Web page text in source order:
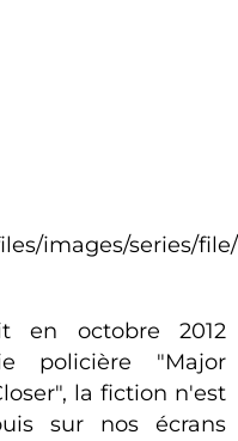
en octobre 2012
policière "Major
la fiction n'est
sur nos écrans